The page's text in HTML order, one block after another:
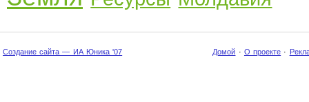
Создание сайта — ИА Юника '07 Домой · О проекте ·